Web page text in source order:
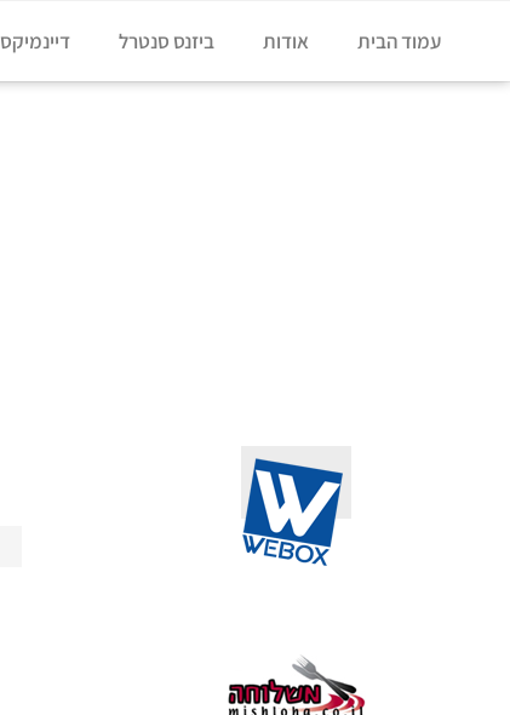
עמוד הבית אודות ביזנס סנטרל דיינמיקס 365